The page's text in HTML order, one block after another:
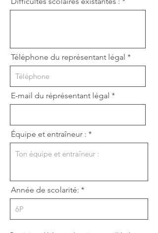
e
d
Téléphone du représentant légal
E-mail du réprésentant légal
Équipe et entraîneur :
Année de scolarité: